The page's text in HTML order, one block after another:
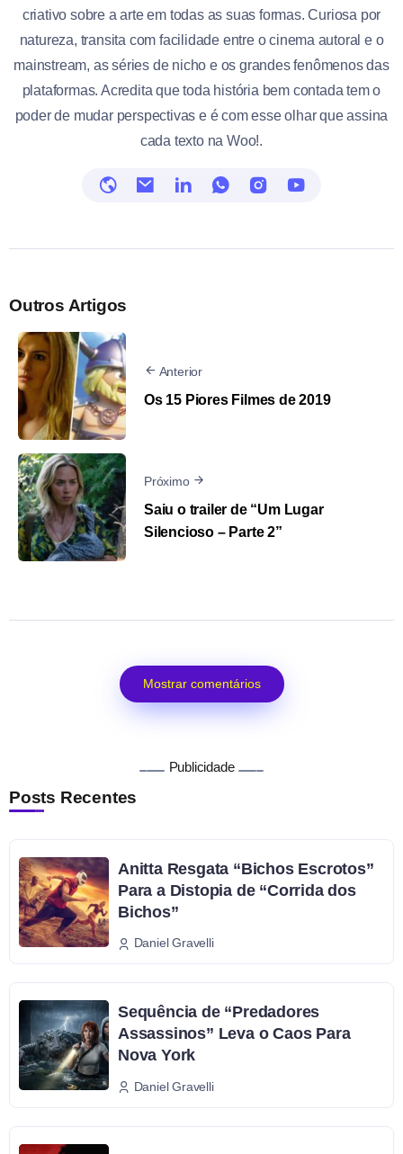
criativo sobre a arte em todas as suas formas. Curiosa por
natureza, transita com facilidade entre o cinema autoral e o
mainstream, as séries de nicho e os grandes fenômenos das
plataformas. Acredita que toda história bem contada tem o
poder de mudar perspectivas e é com esse olhar que assina
cada texto na Woo!.
Outros Artigos
Anterior
Os 15 Piores Filmes de 2019
Próximo
Saiu o trailer de “Um Lugar
Silencioso – Parte 2”
Mostrar comentários
Publicidade
Posts Recentes
Anitta Resgata “Bichos Escrotos”
Para a Distopia de “Corrida dos
Bichos”
Daniel Gravelli
Sequência de “Predadores
Assassinos” Leva o Caos Para
Nova York
Daniel Gravelli